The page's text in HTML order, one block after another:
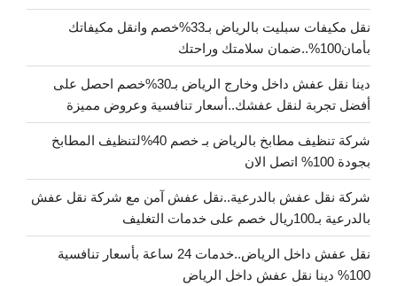
نقل مكيفات سبليت بالرياض بـ33%خصم وانقل مكيفاتك
بأمان100%..ضمان سلامتك وراحتك
دينا نقل عفش داخل وخارج الرياض بـ30%خصم احصل على
أفضل تجربة لنقل عفشك..أسعار تنافسية وعروض مميزة
شركة تنظيف مطابخ بالرياض بـ خصم 40%لتنظيف المطابخ
بجودة 100% اتصل الان
شركة نقل عفش بالدرعية..نقل عفش آمن مع شركة نقل عفش
بالدرعية بـ100ريال خصم على خدمات التغليف
نقل عفش داخل الرياض..خدمات 24 ساعة بأسعار تنافسية
100% دينا نقل عفش داخل الرياض